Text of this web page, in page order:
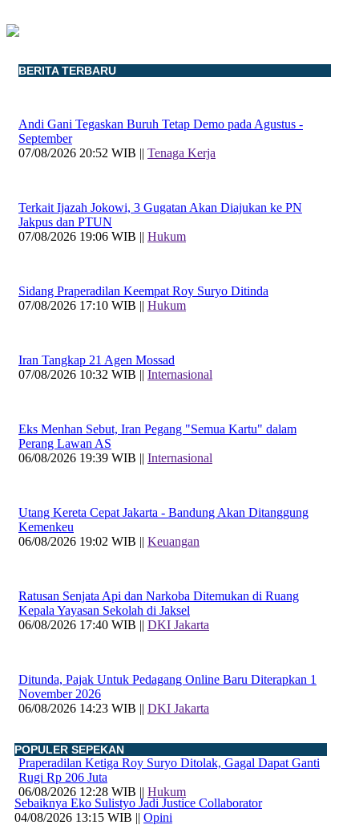
BERITA TERBARU
Andi Gani Tegaskan Buruh Tetap Demo pada Agustus -
September
07/08/2026 20:52 WIB || Tenaga Kerja
Terkait Ijazah Jokowi, 3 Gugatan Akan Diajukan ke PN
Jakpus dan PTUN
07/08/2026 19:06 WIB || Hukum
Sidang Praperadilan Keempat Roy Suryo Ditinda
07/08/2026 17:10 WIB || Hukum
Iran Tangkap 21 Agen Mossad
07/08/2026 10:32 WIB || Internasional
Eks Menhan Sebut, Iran Pegang "Semua Kartu" dalam
Perang Lawan AS
06/08/2026 19:39 WIB || Internasional
Utang Kereta Cepat Jakarta - Bandung Akan Ditanggung
Kemenkeu
06/08/2026 19:02 WIB || Keuangan
Ratusan Senjata Api dan Narkoba Ditemukan di Ruang
Kepala Yayasan Sekolah di Jaksel
06/08/2026 17:40 WIB || DKI Jakarta
Ditunda, Pajak Untuk Pedagang Online Baru Diterapkan 1
November 2026
06/08/2026 14:23 WIB || DKI Jakarta
Praperadilan Ketiga Roy Suryo Ditolak, Gagal Dapat Ganti
Rugi Rp 206 Juta
06/08/2026 12:28 WIB || Hukum
POPULER SEPEKAN
Sebaiknya Eko Sulistyo Jadi Justice Collaborator
04/08/2026 13:15 WIB || Opini